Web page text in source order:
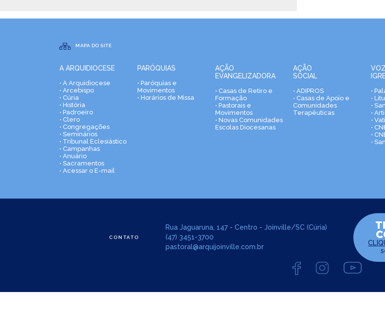
MAPA DO SITE
A ARQUIDIOCESE
• A Arquidiocese
• Arcebispo
• Cúria
• História
• Padroeiro
• Clero
• Congregações
• Seminários
• Tribunal Eclesiástico
• Campanhas
• Anuário
• Sacramentos
• Acessar o E-mail
PARÓQUIAS
• Paróquias e
Movimentos
• Horários de Missa
AÇÃO
EVANGELIZADORA
• Casas de Retiro e
Formação
• Pastorais e
Movimentos
• Novas Comunidades
Escolas Diocesanas
AÇÃO
SOCIAL
• ADIPROS
• Casas de Apoio e
Comunidades
Terapêuticas
•
•
•
•
•
•
•
•
CONTATO
Rua Jaguaruna, 147 - Centro - Joinville/SC (Cúria)
(47) 3451-3700
pastoral@arquijoinville.com.br